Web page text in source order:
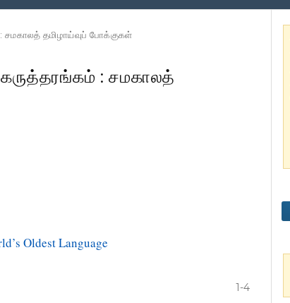
தமிழாய்வுப் போக்குகள்
: சமகாலத்
Oldest Language
1-4